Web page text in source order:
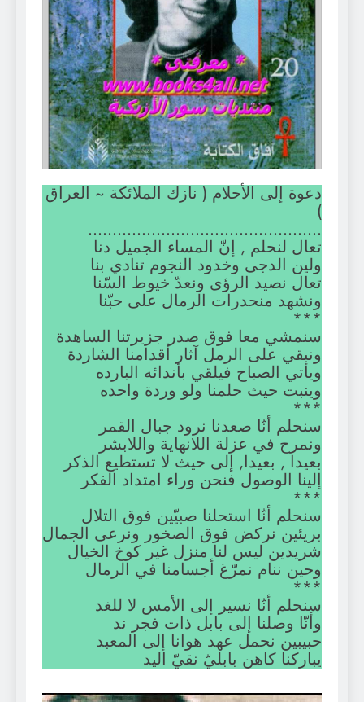
دعوة إلى الأحلام ( نازك الملائكة ~ العراق
)
…………………………………………
تعال لنحلم , إنّ المساء الجميل دنا
ولين الدجى وخدود النجوم تنادي بنا
تعال نصيد الرؤى ونعدّ خيوط السّنا
ونشهد منحدرات الرمال على حبّنا
***
سنمشي معا فوق صدر جزيرتنا الساهدة
ونبقي على الرمل آثار أقدامنا الشاردة
ويأتي الصباح فيلقي بأندائه البارده
وينبت حيث حلمنا ولو وردة واحده
***
سنحلم أنّا صعدنا نرود جبال القمر
ونمرح في عزلة اللانهاية واللابشر
بعيدا , بعيدا, إلى حيث لا تستطيع الذكر
إلينا الوصول فنحن وراء امتداد الفكر
***
سنحلم أنّا استحلنا صبيّين فوق التلال
بريئين نركض فوق الصخور ونرعى الجمال
شريدين ليس لنا منزل غير كوخ الخيال
وحين ننام نمرّغ أجسامنا في الرمال
***
سنحلم أنّا نسير إلى الأمس لا للغد
وأنّا وصلنا إلى بابل ذات فجر ند
حبيبين نحمل عهد هوانا إلى المعبد
يباركنا كاهن بابليّ نقيّ اليد